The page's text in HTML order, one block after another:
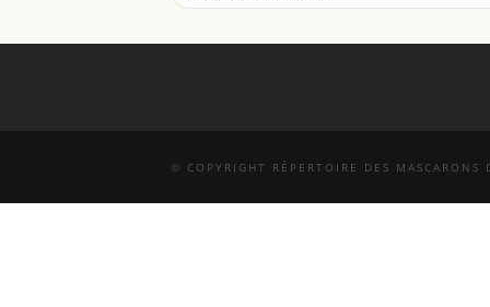
© COPYRIGHT RÉPERTOIRE DES MASCARONS